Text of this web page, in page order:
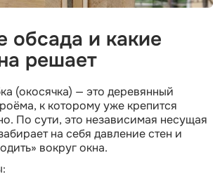
обсада и какие
решает
(окосячка) — это деревянный
к которому уже крепится
По сути, это независимая несущая
на себя давление стен и
вокруг окна.